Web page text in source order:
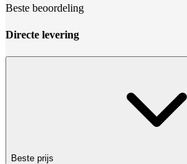
Beste beoordeling
Directe levering
Beste prijs